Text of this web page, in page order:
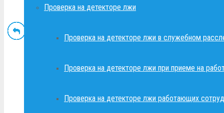
Проверка на детекторе лжи
Проверка на детекторе лжи в служебном
Проверка на детекторе лжи при приеме на
Проверка на детекторе лжи работающих